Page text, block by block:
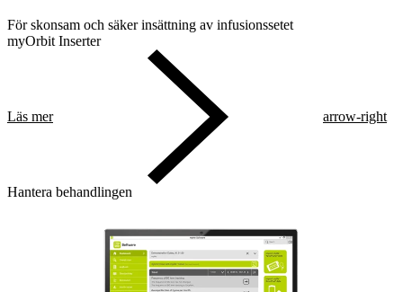
För skonsam och säker insättning av infusionssetet
myOrbit Inserter
Läs mer arrow-right
Hantera behandlingen